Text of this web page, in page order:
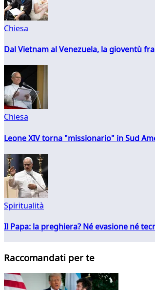
Chiesa
Dal Vietnam al Venezuela, la gioventù
Chiesa
Leone XIV torna "missionario" in Sud
Spiritualità
Il Papa: la preghiera? Né evasione né
Raccomandati per te